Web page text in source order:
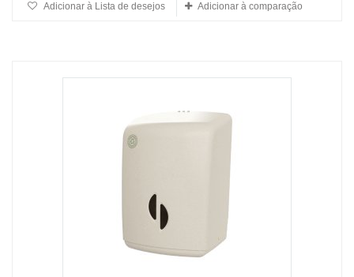
Adicionar à Lista de desejos Adicionar à comparação